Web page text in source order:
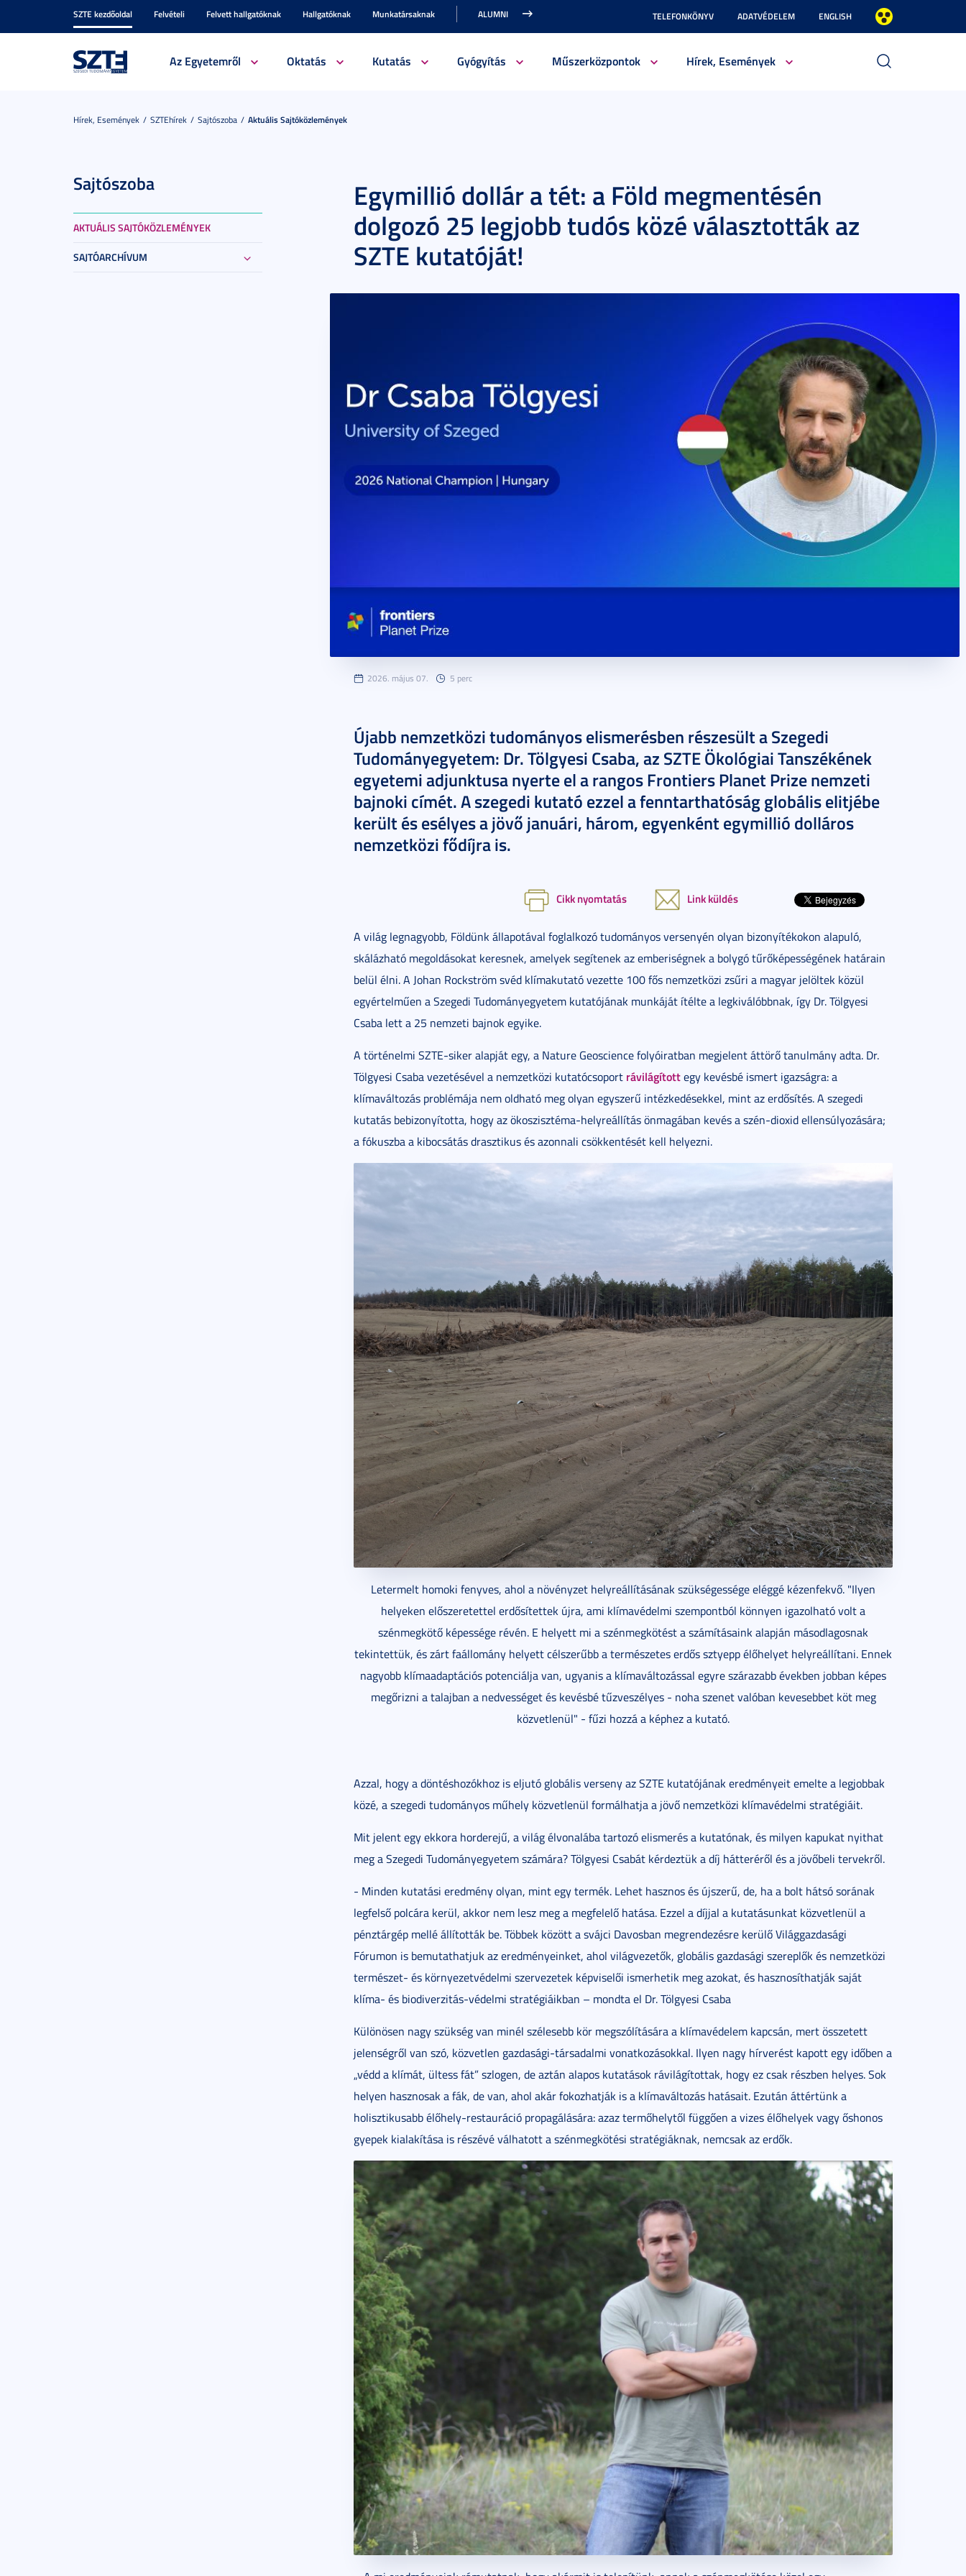
SZTE kezdőoldal Felvételi Felvett hallgatóknak Hallgatóknak Munkatársaknak ALUMNI TELEFONKÖNYV ADATVÉDELEM ENGLISH
Az Egyetemről Oktatás Kutatás Gyógyítás Műszerközpontok Hírek, Események
Hírek, Események SZTEhírek Sajtószoba Aktuális Sajtóközlemények
Sajtószoba
AKTUÁLIS SAJTÓKÖZLEMÉNYEK
SAJTÓARCHÍVUM
Egymillió dollár a tét: a Föld megmentésén
dolgozó 25 legjobb tudós közé választották az
SZTE kutatóját!
2026. május 07. 5 perc
Újabb nemzetközi tudományos elismerésben részesült a Szegedi
Tudományegyetem: Dr. Tölgyesi Csaba, az SZTE Ökológiai Tanszékének
egyetemi adjunktusa nyerte el a rangos Frontiers Planet Prize nemzeti
bajnoki címét. A szegedi kutató ezzel a fenntarthatóság globális elitjébe
került és esélyes a jövő januári, három, egyenként egymillió dolláros
nemzetközi fődíjra is.
Cikk nyomtatás Link küldés
A világ legnagyobb, Földünk állapotával foglalkozó tudományos versenyén olyan bizonyítékokon alapuló,
skálázható megoldásokat keresnek, amelyek segítenek az emberiségnek a bolygó tűrőképességének határain
belül élni. A Johan Rockström svéd klímakutató vezette 100 fős nemzetközi zsűri a magyar jelöltek közül
egyértelműen a Szegedi Tudományegyetem kutatójának munkáját ítélte a legkiválóbbnak, így Dr. Tölgyesi
Csaba lett a 25 nemzeti bajnok egyike.
A történelmi SZTE-siker alapját egy, a Nature Geoscience folyóiratban megjelent áttörő tanulmány adta. Dr.
Tölgyesi Csaba vezetésével a nemzetközi kutatócsoport rávilágítottegy kevésbé ismert igazságra: a
klímaváltozás problémája nem oldható meg olyan egyszerű intézkedésekkel, mint az erdősítés. A szegedi
kutatás bebizonyította, hogy az ökoszisztéma-helyreállítás önmagában kevés a szén-dioxid ellensúlyozására;
a fókuszba a kibocsátás drasztikus és azonnali csökkentését kell helyezni.
Letermelt homoki fenyves, ahol a növényzet helyreállításának szükségessége eléggé kézenfekvő. "Ilyen
helyeken előszeretettel erdősítettek újra, ami klímavédelmi szempontból könnyen igazolható volt a
szénmegkötő képessége révén. E helyett mi a szénmegkötést a számításaink alapján másodlagosnak
tekintettük, és zárt faállomány helyett célszerűbb a természetes erdős sztyepp élőhelyet helyreállítani. Ennek
nagyobb klímaadaptációs potenciálja van, ugyanis a klímaváltozással egyre szárazabb években jobban képes
megőrizni a talajban a nedvességet és kevésbé tűzveszélyes - noha szenet valóban kevesebbet köt meg
közvetlenül" - fűzi hozzá a képhez a kutató.
Azzal, hogy a döntéshozókhoz is eljutó globális verseny az SZTE kutatójának eredményeit emelte a legjobbak
közé, a szegedi tudományos műhely közvetlenül formálhatja a jövő nemzetközi klímavédelmi stratégiáit.
Mit jelent egy ekkora horderejű, a világ élvonalába tartozó elismerés a kutatónak, és milyen kapukat nyithat
meg a Szegedi Tudományegyetem számára? Tölgyesi Csabát kérdeztük a díj hátteréről és a jövőbeli tervekről.
- Minden kutatási eredmény olyan, mint egy termék. Lehet hasznos és újszerű, de, ha a bolt hátsó sorának
legfelső polcára kerül, akkor nem lesz meg a megfelelő hatása. Ezzel a díjjal a kutatásunkat közvetlenül a
pénztárgép mellé állították be. Többek között a svájci Davosban megrendezésre kerülő Világgazdasági
Fórumon is bemutathatjuk az eredményeinket, ahol világvezetők, globális gazdasági szereplők és nemzetközi
természet- és környezetvédelmi szervezetek képviselői ismerhetik meg azokat, és hasznosíthatják saját
klíma- és biodiverzitás-védelmi stratégiáikban – mondta el Dr. Tölgyesi Csaba
Különösen nagy szükség van minél szélesebb kör megszólítására a klímavédelem kapcsán, mert összetett
jelenségről van szó, közvetlen gazdasági-társadalmi vonatkozásokkal. Ilyen nagy hírverést kapott egy időben a
„védd a klímát, ültess fát” szlogen, de aztán alapos kutatások rávilágítottak, hogy ez csak részben helyes. Sok
helyen hasznosak a fák, de van, ahol akár fokozhatják is a klímaváltozás hatásait. Ezután áttértünk a
holisztikusabb élőhely-restauráció propagálására: azaz termőhelytől függően a vizes élőhelyek vagy őshonos
gyepek kialakítása is részévé válhatott a szénmegkötési stratégiáknak, nemcsak az erdők.